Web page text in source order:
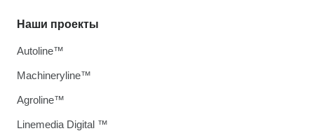
Наши проекты
Autoline™
Machineryline™
Agroline™
Linemedia Digital ™